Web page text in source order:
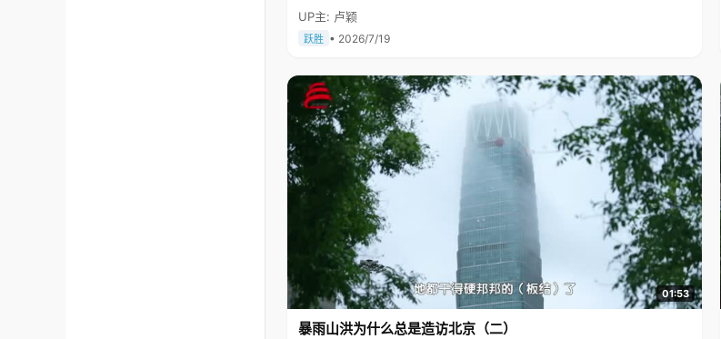
UP主: 卢颖
跃胜 • 2026/7/19
01:53
暴雨山洪为什么总是造访北京（二）